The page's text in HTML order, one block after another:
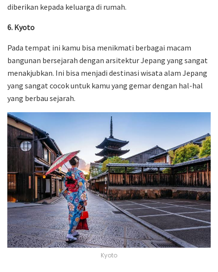
diberikan kepada keluarga di rumah.
6. Kyoto
Pada tempat ini kamu bisa menikmati berbagai macam
bangunan bersejarah dengan arsitektur Jepang yang sangat
menakjubkan. Ini bisa menjadi destinasi wisata alam Jepang
yang sangat cocok untuk kamu yang gemar dengan hal-hal
yang berbau sejarah.
Kyoto